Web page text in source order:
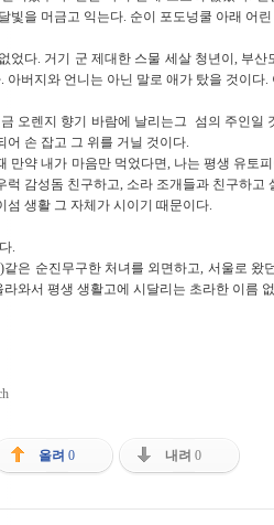
빛을 머금고 익는다. 순이 포도넝쿨 아래 어
었다. 거기 군 제대한 스물 세살 청년이, 부
버지와 언니는 아닌 말로 애가 탔을 것이다
오렌지 향기 바람에 날리는그 섬의 주인일
어 손 잡고 그 위를 거닐 것이다.
만약 내가 마음만 먹었다면, 나는 평생 유토
감성돔 친구하고, 소라 조개들과 친구하고
섬 생활 그 자체가 시이기 때문이다.
.
같은 순진무구한 처녀를 외면하고, 서울로
와서 평생 생활고에 시달리는 초라한 이름
올려 0 내려 0